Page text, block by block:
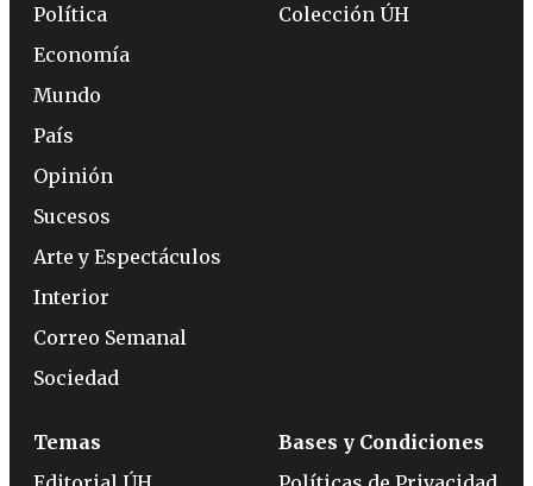
Política
Economía
Mundo
País
Opinión
Sucesos
Arte y Espectáculos
Interior
Correo Semanal
Sociedad
Colección ÚH
Temas
Bases y Condiciones